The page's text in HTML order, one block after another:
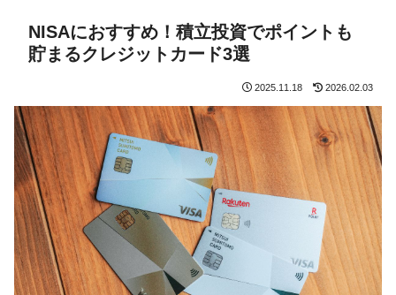
NISAにおすすめ！積立投資でポイントも
貯まるクレジットカード3選
2025.11.18 2026.02.03